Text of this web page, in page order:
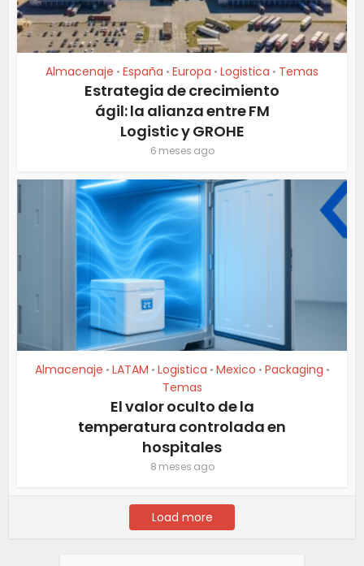
Almacenaje • España • Europa • Logistica • Temas
Estrategia de crecimiento
ágil: la alianza entre FM
Logistic y GROHE
6 meses ago
Almacenaje • LATAM • Logistica • Mexico • Packaging •
Temas
El valor oculto de la
temperatura controlada en
hospitales
8 meses ago
Load more